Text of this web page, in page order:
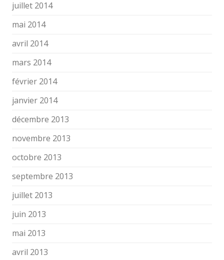
juillet 2014
mai 2014
avril 2014
mars 2014
février 2014
janvier 2014
décembre 2013
novembre 2013
octobre 2013
septembre 2013
juillet 2013
juin 2013
mai 2013
avril 2013